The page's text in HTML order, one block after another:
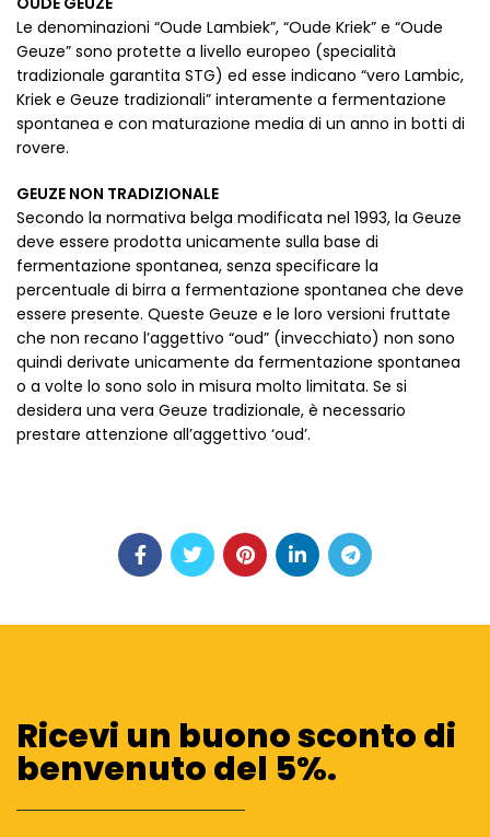
Le denominazioni “Oude Lambiek”, “Oude Kriek” e “Oude
Geuze” sono protette a livello europeo (specialità
tradizionale garantita STG) ed esse indicano “vero Lambic,
Kriek e Geuze tradizionali” interamente a fermentazione
spontanea e con maturazione media di un anno in botti di
rovere.
GEUZE NON TRADIZIONALE
Secondo la normativa belga modificata nel 1993, la Geuze
deve essere prodotta unicamente sulla base di
fermentazione spontanea, senza specificare la
percentuale di birra a fermentazione spontanea che deve
essere presente. Queste Geuze e le loro versioni fruttate
che non recano l’aggettivo “oud” (invecchiato) non sono
quindi derivate unicamente da fermentazione spontanea
o a volte lo sono solo in misura molto limitata. Se si
desidera una vera Geuze tradizionale, è necessario
prestare attenzione all’aggettivo ‘oud’.
Ricevi un buono sconto di
benvenuto del 5%.